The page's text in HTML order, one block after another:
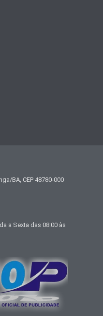
BA, CEP 48780-000
a Sexta das 08:00 às